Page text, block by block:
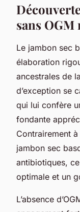
sans
Le jambon sec
élaboration
ancestrales de
d’exception se
qui lui confère
fondante
Contrairement
jambon sec
antibiotiques,
optimale et un
L’absence